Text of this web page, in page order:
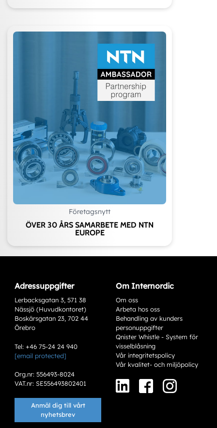
Företagsnytt
ÖVER 30 ÅRS SAMARBETE MED NTN
EUROPE
Adressuppgifter
Lerbacksgatan 3, 571 38
Nässjö (Huvudkontoret)
Boskärsgatan 23, 702 44
Örebro
Tel: +46 75-24 24 940
[email protected]
Org.nr: 556493-8024
VAT.nr: SE556493802401
Anmäl dig till vårt
nyhetsbrev
Om Internordic
Om oss
Arbeta hos oss
Behandling av kunders
personuppgifter
Qnister Whistle - System för
visselblåsning
Vår integritetspolicy
Vår kvalitet- och miljöpolicy